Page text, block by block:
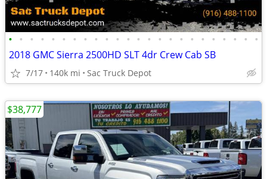
• • • • • • • • • • • • • • • • • • • • • • • •
2018 GMC Sierra 2500HD SLT 4dr Crew Cab SB
7/17 140k mi Sac Truck Depot
$38,777